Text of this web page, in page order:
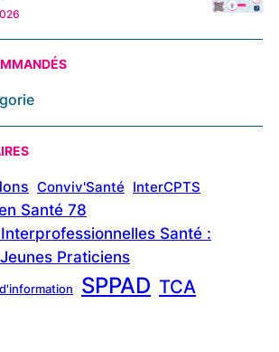
Conviv'Santé InterCPTS
Santé 78
Santé :
Praticiens
SPPAD TCA